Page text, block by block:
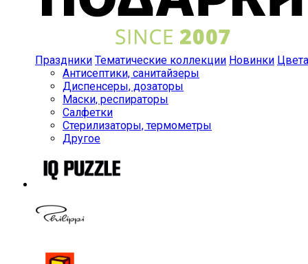
Праздники Тематические коллекции Новинки Цвета
Антисептики, санитайзеры
Диспенсеры, дозаторы
Маски, респираторы
Салфетки
Стерилизаторы, термометры
Другое